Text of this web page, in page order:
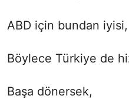
ABD için bundan
Böylece Türkiye de
Başa dönersek,